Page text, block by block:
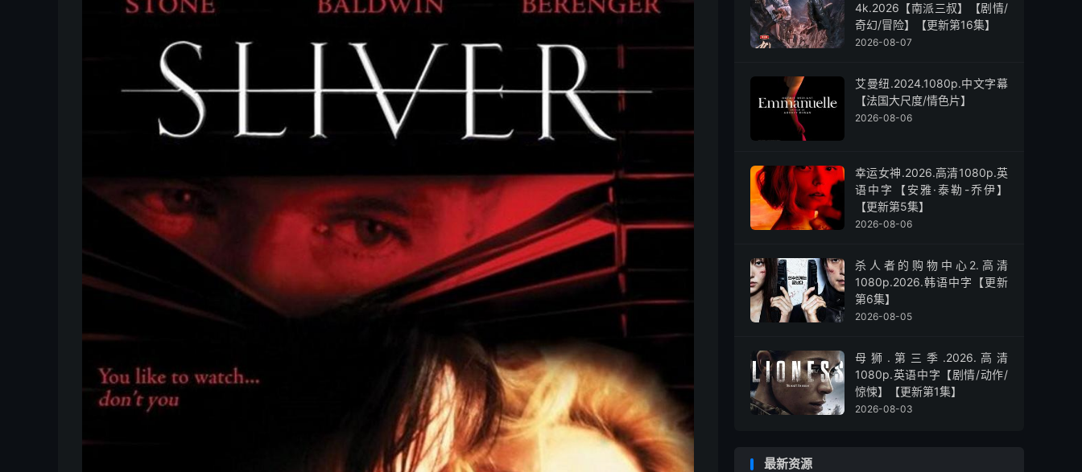
4k.2026【南派三叔】【剧情/
奇幻/冒险】【更新第16集】
2026-08-07
艾曼纽.2024.1080p.中文字幕
【法国大尺度/情色片】
2026-08-06
幸运女神.2026.高清1080p.英
语中字【安雅·泰勒-乔伊】
【更新第5集】
2026-08-06
杀人者的购物中心2.高清
1080p.2026.韩语中字【更新
第6集】
2026-08-05
母狮.第三季.2026.高清
1080p.英语中字【剧情/动作/
惊悚】【更新第1集】
2026-08-03
最新资源